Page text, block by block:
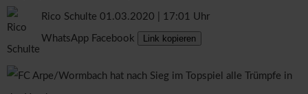
Rico Schulte 01.03.2020 | 17:01 Uhr
WhatsApp Facebook Link kopieren